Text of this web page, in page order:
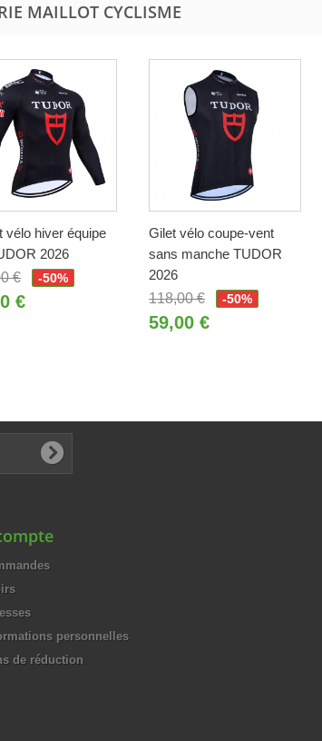
MAILLOT CYCLISME
vélo hiver équipe
2026
€
-50%
€
Gilet vélo coupe-vent
sans manche TUDOR
2026
118,00 €
-50%
59,00 €
personnelles
de réduction